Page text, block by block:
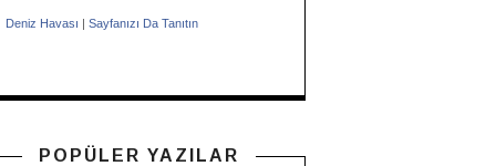
Deniz Havası | Sayfanızı Da Tanıtın
POPÜLER YAZILAR